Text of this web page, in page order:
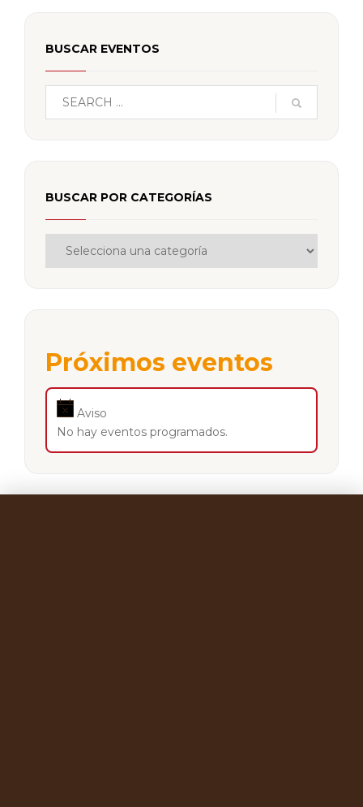
BUSCAR EVENTOS
BUSCAR POR CATEGORÍAS
Próximos eventos
Aviso
No hay eventos programados.